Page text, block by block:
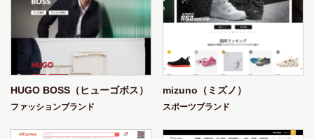
Paco Rabanne
Pandora
Panerai
Parmigiani Fleurier
Patek Philippe
Paul Picot
Persol
Piaget
Picasso And Co
Polaroid
Police Polo Ralph Lauren
Pomellato
Porsche Design
Prada Pulsar Puma
Rado
Ralph Lauren
Ray-Ban Raymond Weil
Red Line
Reign Revue Thommen
Richard Mille
HUGO BOSS（ヒューゴボス）
ファッションブランド
mizuno（ミズノ）
スポーツブランド